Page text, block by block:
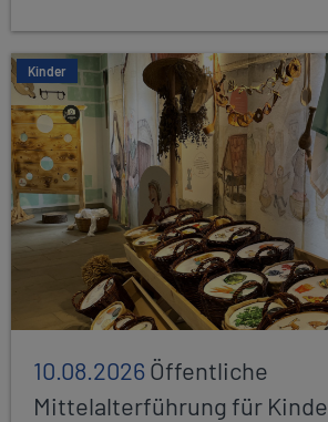
Kinder
10.08.2026Öffentliche
Mittelalterführung für